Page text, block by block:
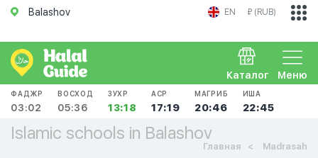
Balashov EN ₽ (RUB)
Меню
Каталог
ФАДЖР
03:02
ВОСХОД
05:36
ЗУХР
13:18
АСР
17:19
МАГРИБ
20:46
ИША
22:45
Islamic schools in Balashov
Главная Madrasah